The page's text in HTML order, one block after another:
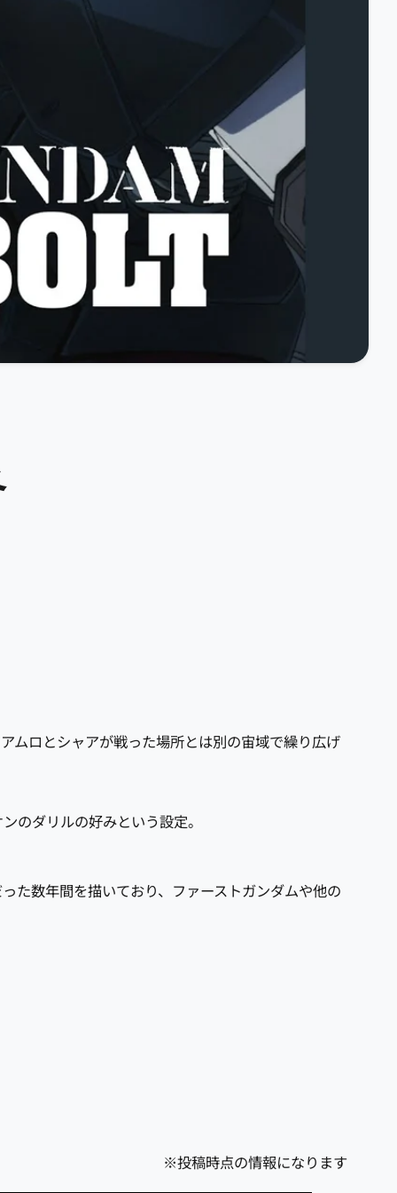
ムロとシャアが戦った場所とは別の宙域で繰り広げ
のダリルの好みという設定。
た数年間を描いており、ファーストガンダムや他の
※投稿時点の情報になります